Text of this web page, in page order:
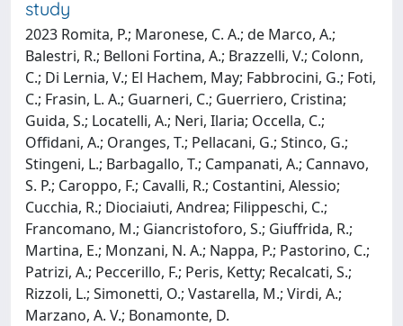
study
2023 Romita, P.; Maronese, C. A.; de Marco, A.;
Balestri, R.; Belloni Fortina, A.; Brazzelli, V.; Colonn,
C.; Di Lernia, V.; El Hachem, May; Fabbrocini, G.; Foti,
C.; Frasin, L. A.; Guarneri, C.; Guerriero, Cristina;
Guida, S.; Locatelli, A.; Neri, Ilaria; Occella, C.;
Offidani, A.; Oranges, T.; Pellacani, G.; Stinco, G.;
Stingeni, L.; Barbagallo, T.; Campanati, A.; Cannavo,
S. P.; Caroppo, F.; Cavalli, R.; Costantini, Alessio;
Cucchia, R.; Diociaiuti, Andrea; Filippeschi, C.;
Francomano, M.; Giancristoforo, S.; Giuffrida, R.;
Martina, E.; Monzani, N. A.; Nappa, P.; Pastorino, C.;
Patrizi, A.; Peccerillo, F.; Peris, Ketty; Recalcati, S.;
Rizzoli, L.; Simonetti, O.; Vastarella, M.; Virdi, A.;
Marzano, A. V.; Bonamonte, D.